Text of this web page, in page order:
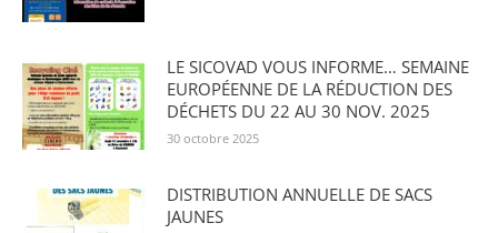
LE SICOVAD VOUS INFORME… SEMAINE
EUROPÉENNE DE LA RÉDUCTION DES
DÉCHETS DU 22 AU 30 NOV. 2025
30 octobre 2025
DISTRIBUTION ANNUELLE DE SACS
JAUNES